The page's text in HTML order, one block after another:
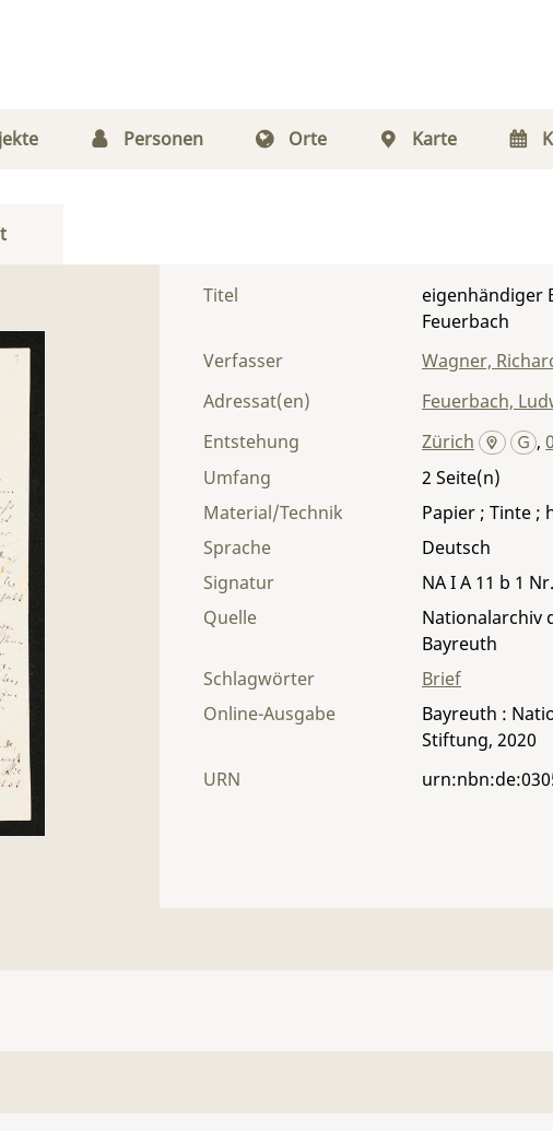
Personen Orte Karte
Titel
eigenhändiger
Feuerbach
Verfasser
Wagner,
Adressat(en)
Feuerbach,
Entstehung
Zürich ,
Umfang
2
Material/Technik
Papier ; Tinte ;
Sprache
Deutsch
Signatur
NA I A 11 b 1
Quelle
Nationalarchiv
Bayreuth
Schlagwörter
Brief
Online-Ausgabe
Bayreuth :
Stiftung, 2020
URN